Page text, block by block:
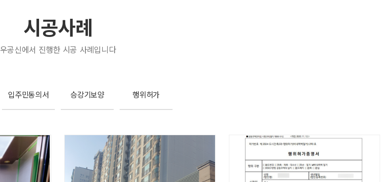
시공사례
우공신에서 진행한 시공 사례입니다
입주민동의서 승강기보양 행위허가